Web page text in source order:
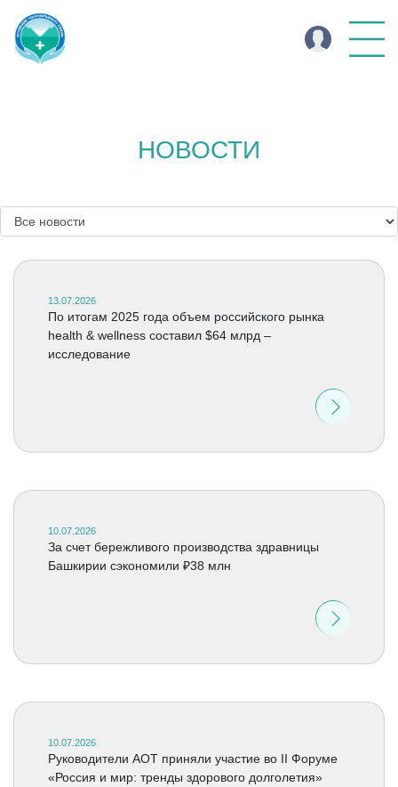
НОВОСТИ
13.07.2026
По итогам 2025 года объем российского рынка
health & wellness составил $64 млрд –
исследование
10.07.2026
За счет бережливого производства здравницы
Башкирии сэкономили ₽38 млн
10.07.2026
Руководители АОТ приняли участие во II Форуме
«Россия и мир: тренды здорового долголетия»